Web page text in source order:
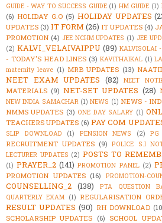
GUIDE - WAY TO SUCCESS GUIDE (1) HM GUIDE (1)
(6) HOLIDAY G.O (5) HOLIDAY UPDATES
UPDATES (3) IT FORM (26) IT UPDATES (4)
PROMOTION (4) JEE NCHM UPDATES (1) JEE
(2) KALVI_VELAIVAIPPU (89) KALVISOLAI
- TODAY'S HEAD LINES (3) KAVITHAIKAL (1)
maternity leave (1) MRB UPDATES (13)
NEET EXAM UPDATES (82) NEET
MATERIALS (9) NET-SET UPDATES (28)
NEW INDIA SAMACHAR (1) NEWS (1) NEWS -
NMMS UPDATES (3) ONE DAY SALARY (1)
TEACHERS UPDATES (6) PAY COM
SLIP DOWNLOAD
(1) PENSION NEWS (2) PG
RECRUITMENT UPDATES (9) POLICE S.I
LECTURER UPDATES (2) POSTS TO
(1) PRAYER_2 (141) PROMOTION PANEL (2)
PROMOTION UPDATES (16) PROMOTION-
COUNSELLING_2 (138) PTA QUESTION
QUARTERLY EXAM (1) REGULARISATION
RESULT UPDATES (90) RH DOWNLOAD
SCHOLARSHIP UPDATES (6) SCHOOL